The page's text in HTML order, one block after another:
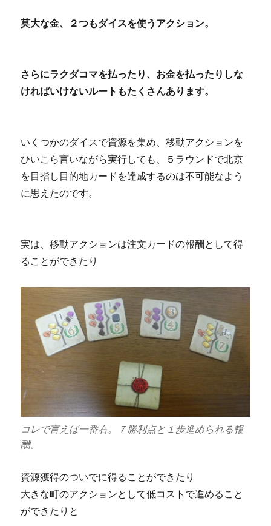
莫大な金、２つもダイスを使うアクション。
さらにラクダコマを払ったり、お金を払ったりしな
ければいけないルートもたくさんあります。
いくつかのダイスで資源を集め、移動アクションを
ひいこら言いながら実行しても、５ラウンドで北京
を目指し目的地カードを達成するのは不可能なよう
に思えたのです。
実は、移動アクションは注文カードの報酬として得
ることができたり
コレで言えば一番右。７勝利点と１歩進められる報
酬。
資源獲得のついでに得ることができたり
大きな町のアクションとして低コストで進めること
ができたりと